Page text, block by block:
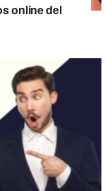
online del